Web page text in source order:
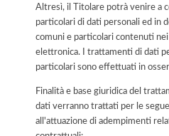
Altresì, il Titolare potrà venire a
particolari di dati personali ed in
comuni e particolari contenuti
elettronica. I trattamenti di dati
particolari sono effettuati in
Finalità e base giuridica del
dati verranno trattati per le
all'attuazione di adempimenti